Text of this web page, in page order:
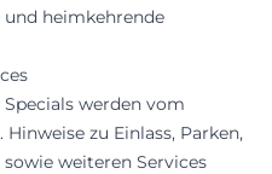
heimkehrende
werden vom
zu Einlass, Parken,
weiteren Services